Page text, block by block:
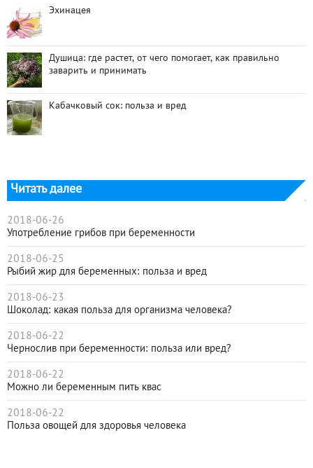
Эхинацея
Душица: где растет, от чего помогает, как правильно
заварить и принимать
Кабачковый сок: польза и вред
Читать далее
2018-06-26
Употребление грибов при беременности
2018-06-25
Рыбий жир для беременных: польза и вред
2018-06-23
Шоколад: какая польза для организма человека?
2018-06-22
Чернослив при беременности: польза или вред?
2018-06-22
Можно ли беременным пить квас
2018-06-22
Польза овощей для здоровья человека